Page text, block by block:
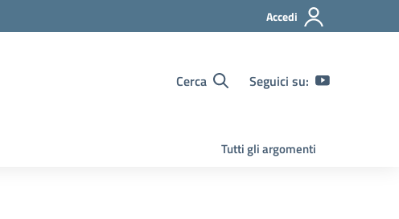
Accedi
Cerca Seguici su:
Tutti gli argomenti